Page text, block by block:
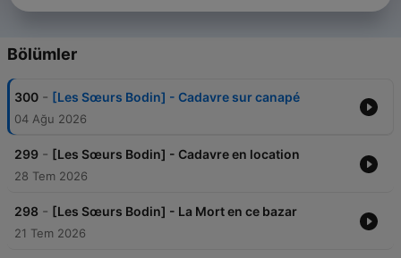
Bölümler
300 - [Les Sœurs Bodin] - Cadavre sur canapé
04 Ağu 2026
299 - [Les Sœurs Bodin] - Cadavre en location
28 Tem 2026
298 - [Les Sœurs Bodin] - La Mort en ce bazar
21 Tem 2026